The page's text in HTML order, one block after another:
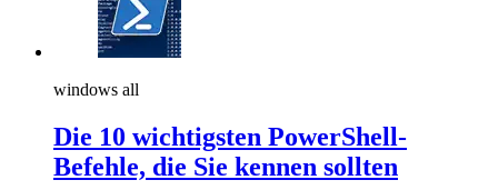
windows all
Die 10 wichtigsten PowerShell-
Befehle, die Sie kennen sollten